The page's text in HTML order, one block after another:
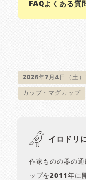
FAQよくある質
2026年7月4日（土
カップ・マグカップ
イロドリ
作家ものの器の
ップを2011年に